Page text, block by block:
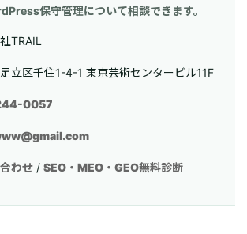
保守管理について相談できます。
TRAIL
立区千住1-4-1 東京芸術センタービル11F
0057
わせ / SEO・MEO・GEO無料診断